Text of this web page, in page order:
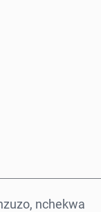
nchekwa